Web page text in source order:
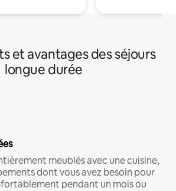
et avantages des séjours
longue durée
meublés avec une cuisine,
dont vous avez besoin pour
pendant un mois ou